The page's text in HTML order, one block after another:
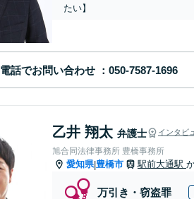
たい】
電話でお問い合わせ
乙井 翔太 弁護士 インタビ
旭合同法律事務所 豊橋事務所
愛知県|豊橋市 駅前大通駅
万引き・窃盗罪